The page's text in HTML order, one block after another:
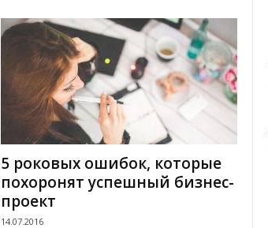
5 роковых ошибок, которые
похоронят успешный бизнес-
проект
14.07.2016